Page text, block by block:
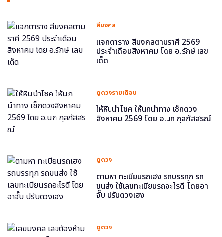
สีมงคล
แจกตาราง สีมงคลตามราศี 2569
ประจำเดือนสิงหาคม โดย อ.รักษ์ เลข
เด็ด
ดูดวงรายเดือน
ให้หินนำโชค ให้นกนำทาง เช็กดวง
สิงหาคม 2569 โดย อ.นก กุลภัสสรณ์
ดูดวง
ตามหา ทะเบียนรถเฮง รถบรรทุก รถ
ขนส่ง ใช้เลขทะเบียนรถอะไรดี โดยอา
จั๊บ ปรับดวงเฮง
ดูดวง